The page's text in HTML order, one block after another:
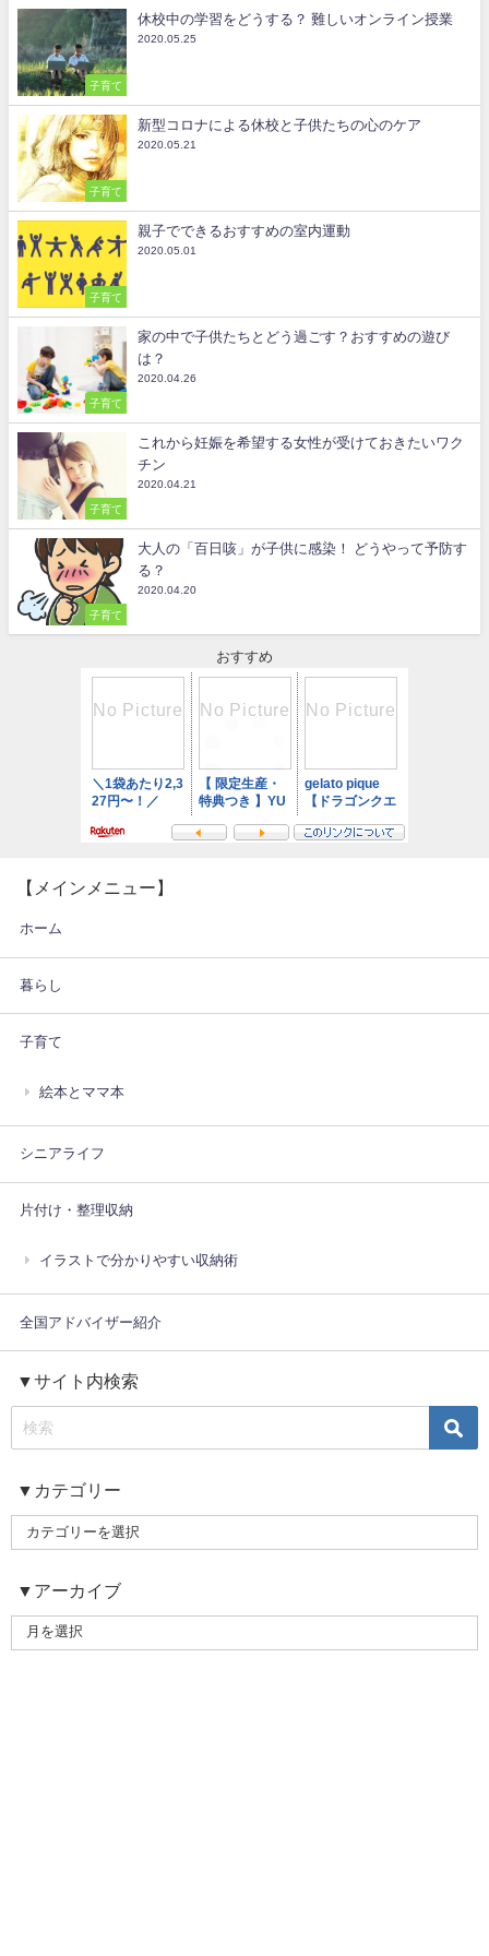
子育て
休校中の学習をどうする？ 難しいオンライン授業
2020.05.25
子育て
新型コロナによる休校と子供たちの心のケア
2020.05.21
子育て
親子でできるおすすめの室内運動
2020.05.01
子育て
家の中で子供たちとどう過ごす？おすすめの遊び
は？
2020.04.26
子育て
これから妊娠を希望する女性が受けておきたいワク
チン
2020.04.21
子育て
大人の「百日咳」が子供に感染！ どうやって予防す
る？
2020.04.20
おすすめ
【メインメニュー】
ホーム
暮らし
子育て
絵本とママ本
シニアライフ
片付け・整理収納
イラストで分かりやすい収納術
全国アドバイザー紹介
▼サイト内検索
▼カテゴリー
▼アーカイブ